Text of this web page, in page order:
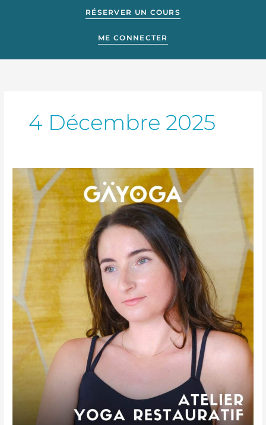
RÉSERVER UN COURS
ME CONNECTER
4 Décembre 2025
Atelier
Yoga
Restauratif
–
31
Janvier
2026
de
17h00
à
19h00